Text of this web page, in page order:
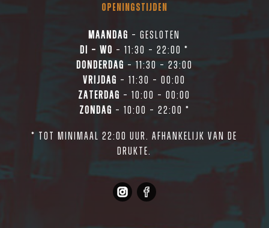
OPENINGSTIJDEN
MAANDAG – GESLOTEN
DI – wO – 11:30 – 22:00 *
Donderdag – 11:30 – 23:00
VRIJDAG – 11:30 – 00:00
ZATERDAG – 10:00 – 00:00
ZONDAG – 10:00 – 22:00 *
* tot minimaal 22:00 uur. Afhankelijk van de
drukte.